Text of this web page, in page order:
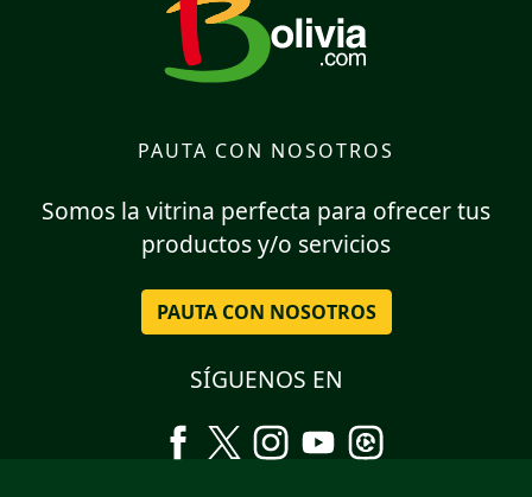
PAUTA CON NOSOTROS
Somos la vitrina perfecta para ofrecer tus
productos y/o servicios
PAUTA CON NOSOTROS
SÍGUENOS EN